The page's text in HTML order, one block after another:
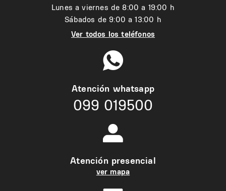
Lunes a viernes de 8:00 a 19:00 h
Sábados de 9:00 a 13:00 h
Ver todos los teléfonos
Atención whatsapp
099 019500
Atención presencial
ver mapa